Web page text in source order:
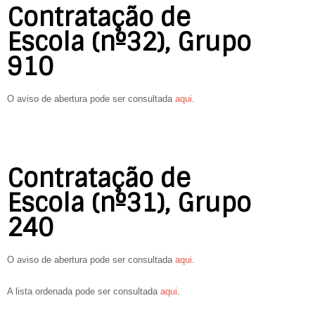
Contratação de
Escola (nº32), Grupo
910
O aviso de abertura pode ser consultada aqui
Contratação de
Escola (nº31), Grupo
240
O aviso de abertura pode ser consultada aqui.
A lista ordenada pode ser consultada aqui.